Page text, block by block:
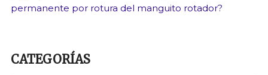
permanente por rotura del manguito rotador?
CATEGORÍAS